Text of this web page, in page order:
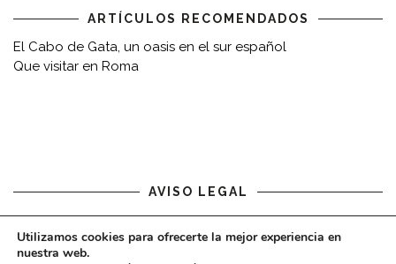
ARTÍCULOS RECOMENDADOS
El Cabo de Gata, un oasis en el sur español
Que visitar en Roma
AVISO LEGAL
Aviso legal
Utilizamos cookies para ofrecerte la mejor experiencia en
nuestra web.